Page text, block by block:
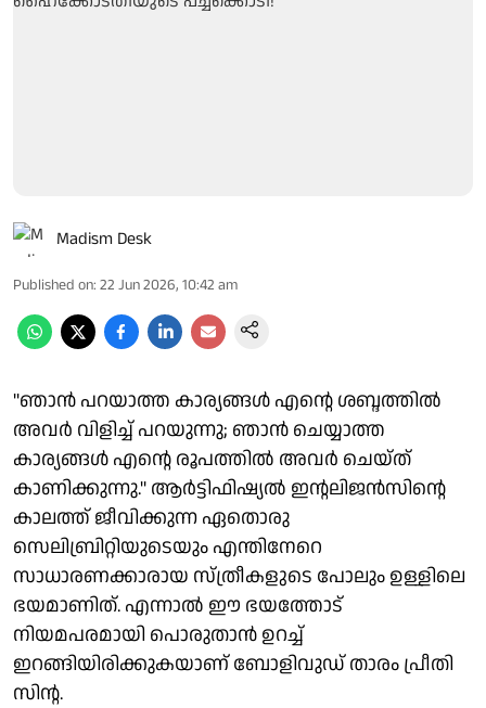
Madism Desk
Published on: 22 Jun 2026, 10:42 am
''ഞാന്‍ പറയാത്ത കാര്യങ്ങള്‍ എന്റെ ശബ്ദത്തില്‍
അവര്‍ വിളിച്ച് പറയുന്നു; ഞാന്‍ ചെയ്യാത്ത
കാര്യങ്ങള്‍ എന്റെ രൂപത്തില്‍ അവര്‍ ചെയ്ത്
കാണിക്കുന്നു.'' ആര്‍ട്ടിഫിഷ്യല്‍ ഇന്റലിജന്‍സിന്റെ
കാലത്ത് ജീവിക്കുന്ന ഏതൊരു
സെലിബ്രിറ്റിയുടെയും എന്തിനേറെ
സാധാരണക്കാരായ സ്ത്രീകളുടെ പോലും ഉള്ളിലെ
ഭയമാണിത്. എന്നാല്‍ ഈ ഭയത്തോട്
നിയമപരമായി പൊരുതാന്‍ ഉറച്ച്
ഇറങ്ങിയിരിക്കുകയാണ് ബോളിവുഡ് താരം പ്രീതി
സിന്റ.